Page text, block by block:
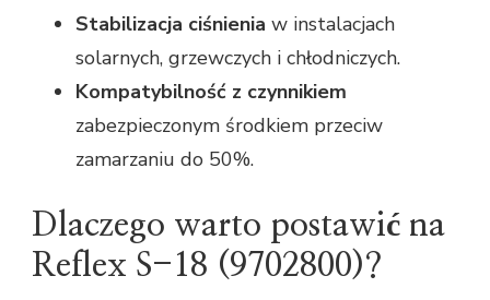
Stabilizacja ciśnienia w instalacjach
solarnych, grzewczych i chłodniczych.
Kompatybilność z czynnikiem
zabezpieczonym środkiem przeciw
zamarzaniu do 50%.
Dlaczego warto postawić na
Reflex S-18 (9702800)?